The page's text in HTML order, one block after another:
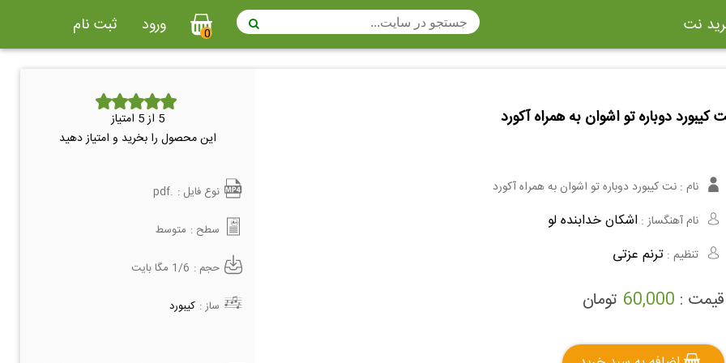
نت
سه تار
گلوکن اشپیل ویبرافون
نی هفت بند
ویولا
ثبت نام ورود 0
کیبورد دوباره تو اشوان به همراه آکورد
نام : نت کیبورد دوباره تو اشوان به همراه آکورد
نام آهنگساز : اشکان خدابنده لو
تنظیم : ترنم عزتی
قیمت : 60,000 تومان
5 از 5 امتیاز
این محصول را بخرید و امتیاز دهید
نوع فایل : .pdf
سطح : متوسط
حجم : 1/6 مگا بایت
ساز : کیبورد